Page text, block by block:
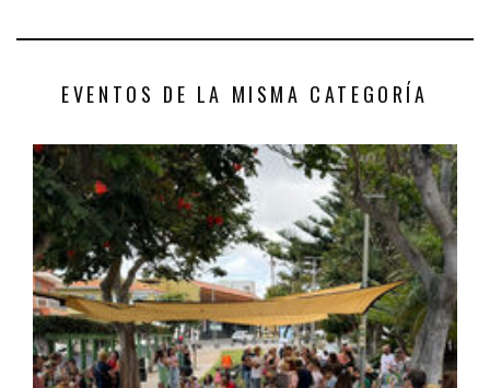
EVENTOS DE LA MISMA CATEGORÍA